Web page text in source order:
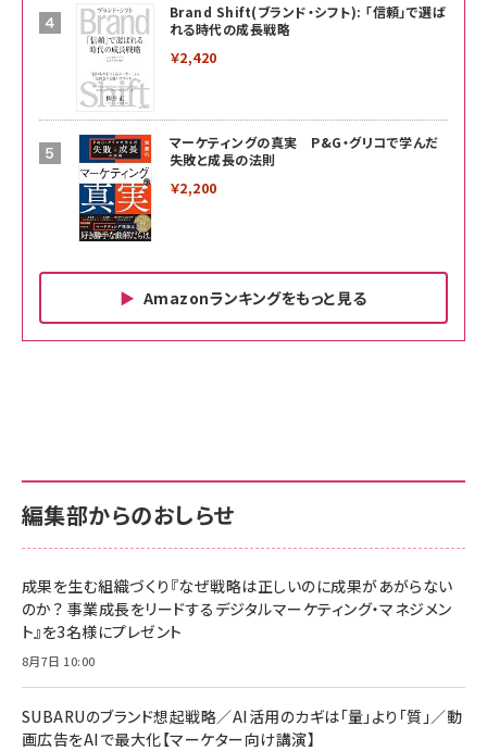
Brand Shift(ブランド・シフト): 「信頼」で選ば
れる時代の成長戦略
￥2,420
マーケティングの真実 P&G・グリコで学んだ
失敗と成長の法則
￥2,200
Amazonランキングをもっと見る
￥880
anan(アンアン)2026/06/24号 No.2500増刊
スペシャルエディション[王道エンタメの矜持／
￥1,100
anan(アンアン)2026/07/08号 No.2502[2026
￥880
ママ投資家が育休中に１億貯めた株式投資
サポート正規品 メーカー保証5年 KLMEA128G
NIMASO ガラスフィルム iPhone 17 用 保護フィ
すい ガイド枠付き いPhone17 (6.3インチ) 対応
2枚セット DSP25F1698
￥1,599
￥6,980
サポート正規品 メーカー保証5年 KLMEA128G
Amazon eギフトカード - Amazonロゴ - クラ
￥5,000
Anker PowerLine III Flow USB-C & USB-C
Pro/Air 各種対応 (1.8m ミッドナイトブラック)
￥1,890
編集部からのおしらせ
成果を生む組織づくり『なぜ戦略は正しいのに成果があがらない
のか？ 事業成長をリードするデジタルマーケティング・マネジメン
ト』を3名様にプレゼント
8月7日 10:00
SUBARUのブランド想起戦略／AI活用のカギは「量」より「質」／動
画広告をAIで最大化【マーケター向け講演】